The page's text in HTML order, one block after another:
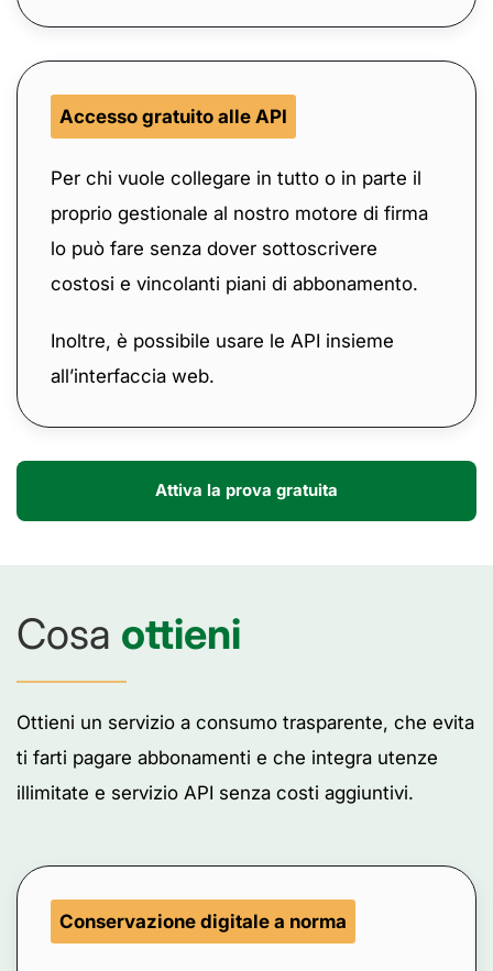
Accesso gratuito alle API
Per chi vuole collegare in tutto o in parte il
proprio gestionale al nostro motore di firma
lo può fare senza dover sottoscrivere
costosi e vincolanti piani di abbonamento.
Inoltre, è possibile usare le API insieme
all’interfaccia web.
Attiva la prova gratuita
Cosa ottieni
Ottieni un servizio a consumo trasparente, che evita
ti farti pagare abbonamenti e che integra utenze
illimitate e servizio API senza costi aggiuntivi.
Conservazione digitale a norma